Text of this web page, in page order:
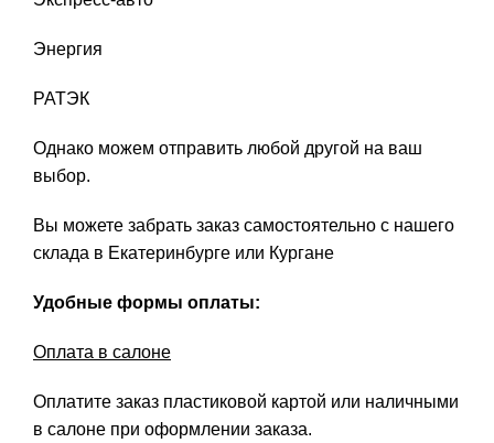
Энергия
РАТЭК
Однако можем отправить любой другой на ваш
выбор.
Вы можете забрать заказ самостоятельно с нашего
склада в Екатеринбурге или Кургане
Удобные формы оплаты:
Оплата в салоне
Оплатите заказ пластиковой картой или наличными
в салоне при оформлении заказа.